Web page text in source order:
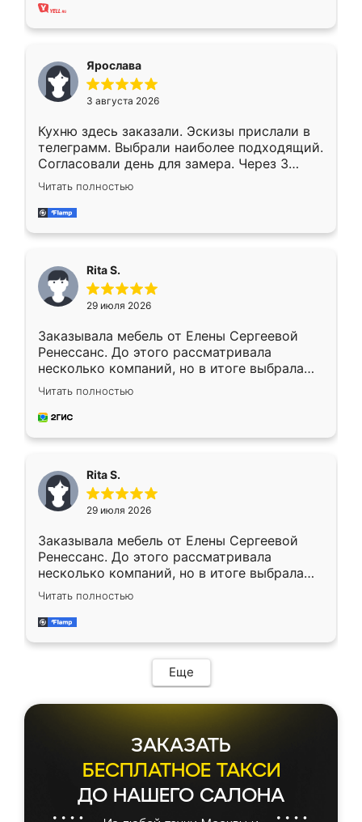
Ярослава
3 августа 2026
Кухню здесь заказали. Эскизы прислали в
телеграмм. Выбрали наиболее подходящий.
Согласовали день для замера. Через 3
недели кухня была уже готова. Остались
довольны работой. Спасибо Ренессанс
мебель за качественную работу!
Читать полностью
Rita S.
29 июля 2026
Заказывала мебель от Елены Сергеевой
Ренессанс. До этого рассматривала
несколько компаний, но в итоге выбрала
эту. Сначала обговорили условия, потом
приехал замерщик, всё спокойно объяснил
и снял размеры. Изготовили в срок, с
каких-либо доработок. Качеством осталась
довольна, все выглядит так, как и ожидала.
Читать полностью
Rita S.
29 июля 2026
Заказывала мебель от Елены Сергеевой
Ренессанс. До этого рассматривала
несколько компаний, но в итоге выбрала
эту. Сначала обговорили условия, потом
приехал замерщик, всё спокойно объяснил
и снял размеры. Изготовили в срок, с
мебель сразу встала на свое место без
каких-либо доработок. Качеством осталась
довольна, все выглядит так, как и ожидала.
Читать полностью
Еще
ЗАКАЗАТЬ
БЕСПЛАТНОЕ ТАКСИ
ДО НАШЕГО САЛОНА